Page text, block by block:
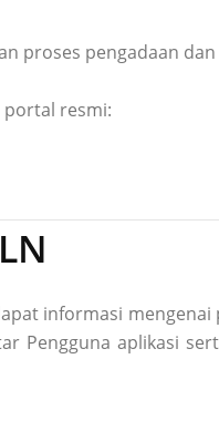
proses pengadaan
portal resmi:
informasi
Pengguna aplikasi